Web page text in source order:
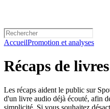
AccueilPromotion et analyses
Récaps de
Les récaps aident le public sur
d'un livre audio déjà écouté, afin
simplicité. Si vous souhaitez